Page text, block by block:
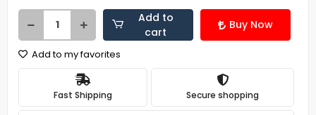
Add to
cart
Buy Now
Add to my favorites
Fast Shipping Secure shopping